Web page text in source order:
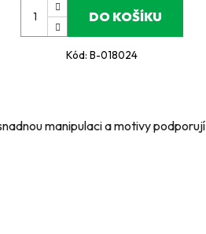
DO KOŠÍKU
Kód:B-018024
manipulaci a motivy podporují